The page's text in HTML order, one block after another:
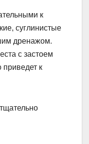
к
суглинистые
дренажом.
с застоем
к